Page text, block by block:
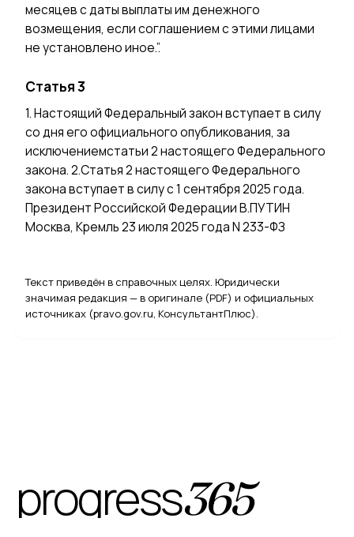
месяцев с даты выплаты им денежного
возмещения, если соглашением с этими лицами
не установлено иное.”.
Статья 3
1. Настоящий Федеральный закон вступает в силу
со дня его официального опубликования, за
исключениемстатьи 2 настоящего Федерального
закона. 2.Статья 2 настоящего Федерального
закона вступает в силу с 1 сентября 2025 года.
Президент Российской Федерации В.ПУТИН
Москва, Кремль 23 июля 2025 года N 233-ФЗ
Текст приведён в справочных целях. Юридически
значимая редакция — в оригинале (PDF) и официальных
источниках (pravo.gov.ru, КонсультантПлюс).
progress365